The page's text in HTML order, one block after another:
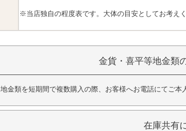
※当店独自の程度表です。大体の目安としてお考えく
金貨・喜平等地金類
金類を短期間で複数購入の際、お客様へお電話にてご
在庫共有